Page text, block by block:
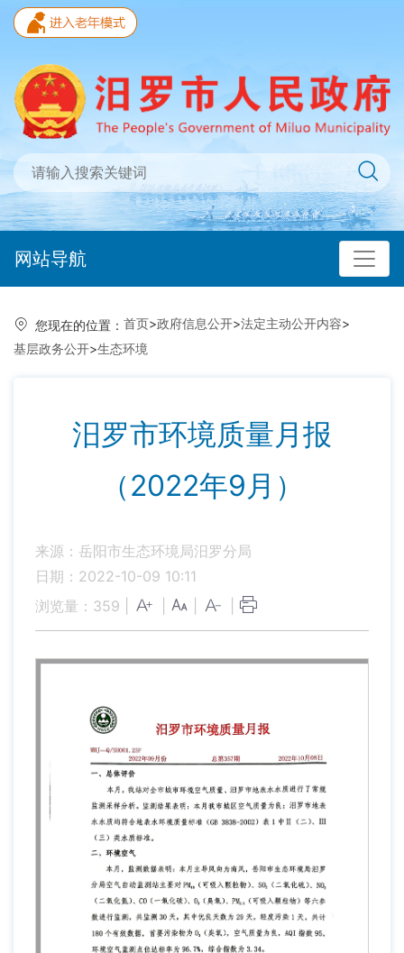
网站导航
您现在的位置： 首页>政府信息公开>法定主动公开内容>
基层政务公开>生态环境
汨罗市环境质量月报
（2022年9月）
来源：岳阳市生态环境局汨罗分局
日期：2022-10-09 10:11
浏览量： 359